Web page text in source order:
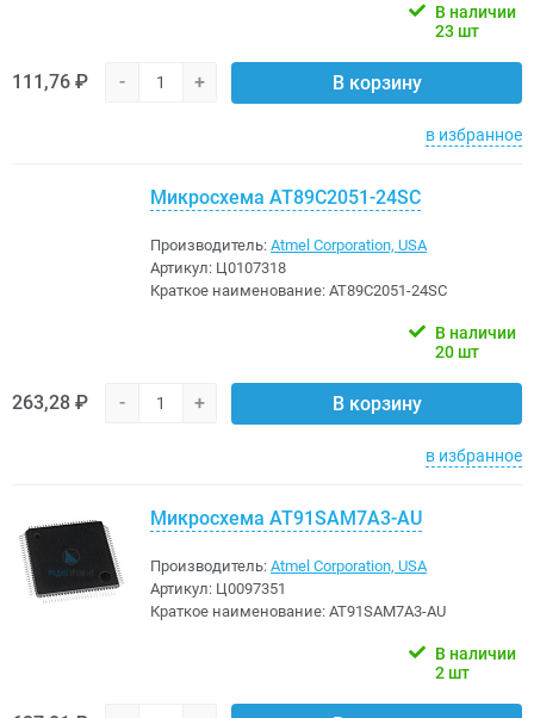
В наличии
23 шт
111,76 ₽ - + В корзину
в избранное
Микросхема AT89C2051-24SС
Производитель: Atmel Corporation, USA
Артикул: Ц0107318
Краткое наименование: AT89C2051-24SС
В наличии
20 шт
263,28 ₽ - + В корзину
в избранное
Микросхема AT91SAM7A3-AU
Производитель: Atmel Corporation, USA
Артикул: Ц0097351
Краткое наименование: AT91SAM7A3-AU
В наличии
2 шт